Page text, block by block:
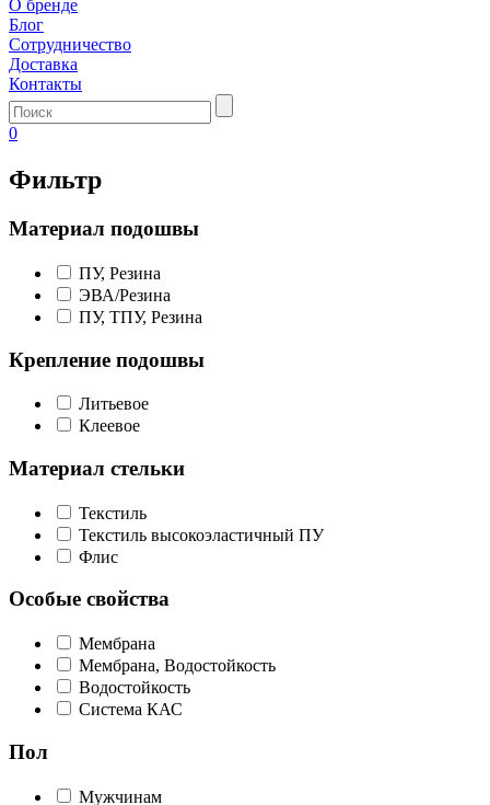
О бренде
Блог
Сотрудничество
Доставка
Контакты
0
Фильтр
Материал подошвы
ПУ, Резина
ЭВА/Резина
ПУ, ТПУ, Резина
Крепление подошвы
Литьевое
Клеевое
Материал стельки
Текстиль
Текстиль высокоэластичный ПУ
Флис
Особые свойства
Мембрана
Мембрана, Водостойкость
Водостойкость
Система КАС
Пол
Мужчинам